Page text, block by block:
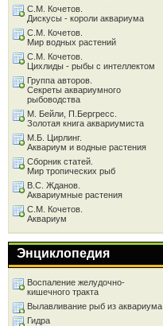
С.М. Кочетов.
Дискусы - короли аквариума
С.М. Кочетов.
Мир водных растений
С.М. Кочетов.
Цихлиды - рыбы с интеллектом
Группа авторов.
Секреты аквариумного
рыбоводства
М. Бейли, П.Бергресс.
Золотая книга аквариумиста
М.Б. Цирлинг.
Аквариум и водные растения
Сборник статей.
Мир тропических рыб
В.С. Жданов.
Аквариумные растения
С.М. Кочетов.
Аквариум
Энциклопедия
Воспаление желудочно-
кишечного тракта
Вылавливание рыб из аквариума
Гидра